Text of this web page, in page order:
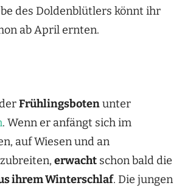
des Doldenblütlers könnt ihr
ab April ernten.
Frühlingsbotenunter
. Wenn er anfängt sich im
auf Wiesen und an
erwacht schon bald die
ihrem Winterschlaf. Die jungen